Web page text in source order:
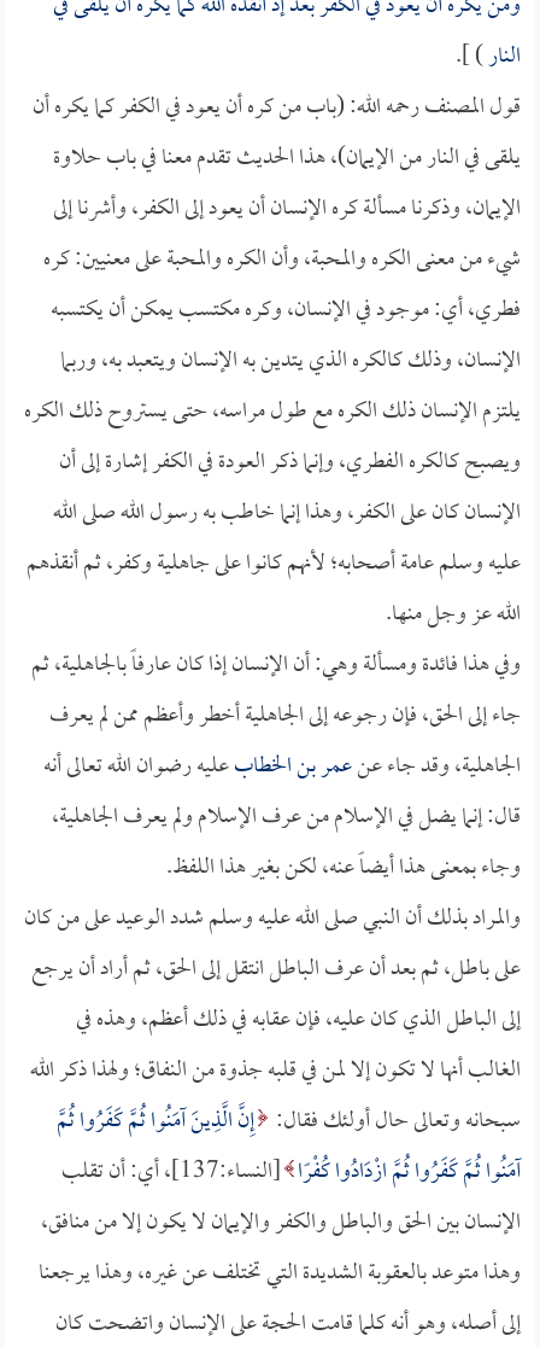
النار) ].
قول المصنف رحمه الله: (باب من كره أن يعود في الكفر كما يكره أن
يلقى في النار من الإيمان)، هذا الحديث تقدم معنا في باب حلاوة
الإيمان، وذكرنا مسألة كره الإنسان أن يعود إلى الكفر، وأشرنا إلى
شيء من معنى الكره والمحبة، وأن الكره والمحبة على معنيين: كره
فطري، أي: موجود في الإنسان، وكره مكتسب يمكن أن يكتسبه
الإنسان، وذلك كالكره الذي يتدين به الإنسان ويتعبد به، وربما
يلتزم الإنسان ذلك الكره مع طول مراسه، حتى يستروح ذلك الكره
ويصبح كالكره الفطري، وإنما ذكر العودة في الكفر إشارة إلى أن
الإنسان كان على الكفر، وهذا إنما خاطب به رسول الله صلى الله
عليه وسلم عامة أصحابه؛ لأنهم كانوا على جاهلية وكفر، ثم أنقذهم
الله عز وجل منها.
وفي هذا فائدة ومسألة وهي: أن الإنسان إذا كان عارفاً بالجاهلية، ثم
جاء إلى الحق، فإن رجوعه إلى الجاهلية أخطر وأعظم ممن لم يعرف
الجاهلية، وقد جاء عنعمر بن الخطابعليه رضوان الله تعالى أنه
قال: إنما يضل في الإسلام من عرف الإسلام ولم يعرف الجاهلية،
وجاء بمعنى هذا أيضاً عنه، لكن بغير هذا اللفظ.
والمراد بذلك أن النبي صلى الله عليه وسلم شدد الوعيد على من كان
على باطل، ثم بعد أن عرف الباطل انتقل إلى الحق، ثم أراد أن يرجع
إلى الباطل الذي كان عليه، فإن عقابه في ذلك أعظم، وهذه في
الغالب أنها لا تكون إلا لمن في قلبه جذوة من النفاق؛ ولهذا ذكر الله
سبحانه وتعالى حال أولئك فقال: إِنَّ الَّذِينَ آمَنُوا ثُمَّ كَفَرُوا ثُمَّ
آمَنُوا ثُمَّ كَفَرُوا ثُمَّ ازْدَادُوا كُفْرًا
[النساء:137]، أي: أن تقلب
الإنسان بين الحق والباطل والكفر والإيمان لا يكون إلا من منافق،
وهذا متوعد بالعقوبة الشديدة التي تختلف عن غيره، وهذا يرجعنا
إلى أصله، وهو أنه كلما قامت الحجة على الإنسان واتضحت كان